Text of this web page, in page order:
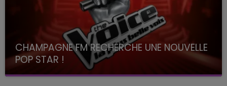
CHAMPAGNE FM RECHERCHE UNE NOUVELLE
POP STAR !
Toute la journée sur Champagne FM